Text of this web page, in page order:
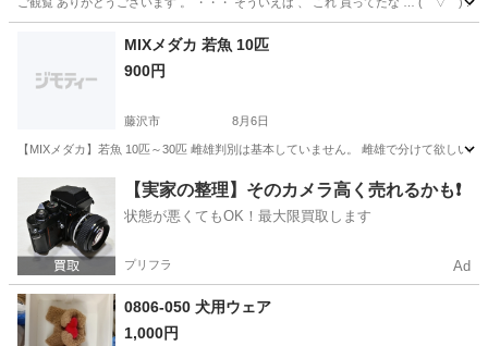
その他
MIXメダカ 若魚 10匹
900円
藤沢市 8月6日
【MIXメダカ】若魚 10匹～30匹 雌雄判別は基本していません。 雌雄で分けて欲しい
その他 メダカ
【実家の整理】そのカメラ高く売れるかも❗️
状態が悪くてもOK！最大限買取します
プリフラ Ad
0806-050 犬用ウェア
1,000円